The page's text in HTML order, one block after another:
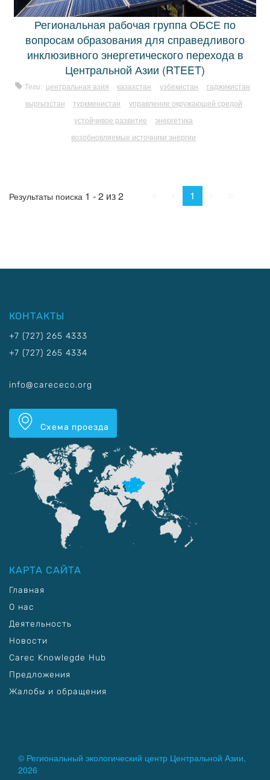
Региональная рабочая группа ОБСЕ по
вопросам образования для справедливого
инклюзивного энергетического перехода в
Центральной Азии (RTEET)
Теги: центральная азия казахстан узбекистан
таджикистан
кыргызстан
туркменистан
управление окружающей средой
устойчивое развитие
энергетика
возобновляемые источники энергии
Результаты поиска 1 - 2 из 2 Пред.
1
КОНТАКТЫ
+7 (727) 265 4333
+7 (727) 265 4334
info@carececo.org
Схема проезда
КАРТА САЙТА
Главная
О нас
Деятельность
Новости
Carec Knowlegde Hub
Предложения
Жалобы и обращения
© Региональный экологический центр Центральной Азии,
2026